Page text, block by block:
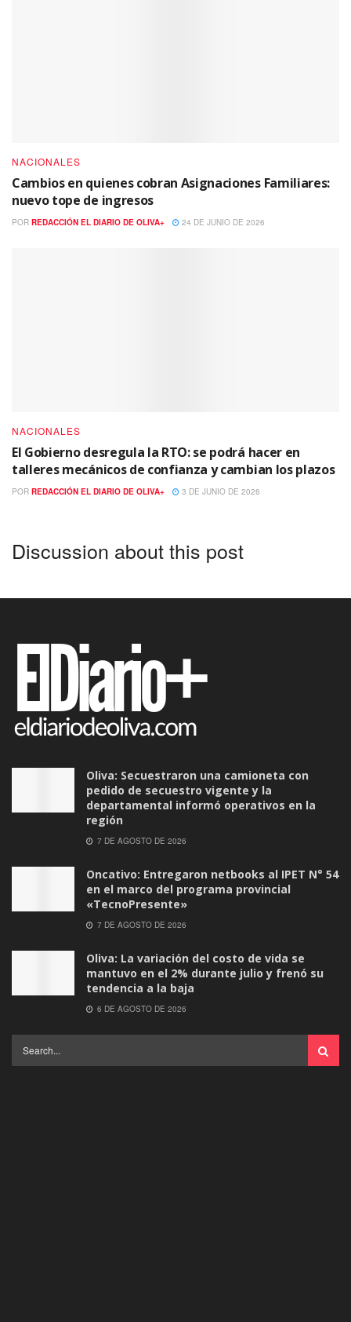
NACIONALES
Cambios en quienes cobran Asignaciones Familiares:
nuevo tope de ingresos
POR REDACCIÓN EL DIARIO DE OLIVA+ 24 DE JUNIO DE 2026
NACIONALES
El Gobierno desregula la RTO: se podrá hacer en
talleres mecánicos de confianza y cambian los plazos
POR REDACCIÓN EL DIARIO DE OLIVA+ 3 DE JUNIO DE 2026
Discussion about this post
Oliva: Secuestraron una camioneta con
pedido de secuestro vigente y la
departamental informó operativos en la
región
7 DE AGOSTO DE 2026
Oncativo: Entregaron netbooks al IPET N° 54
en el marco del programa provincial
«TecnoPresente»
7 DE AGOSTO DE 2026
Oliva: La variación del costo de vida se
mantuvo en el 2% durante julio y frenó su
tendencia a la baja
6 DE AGOSTO DE 2026